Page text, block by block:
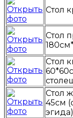
Стол
Стол
Стол
Стол
45см
эгида)